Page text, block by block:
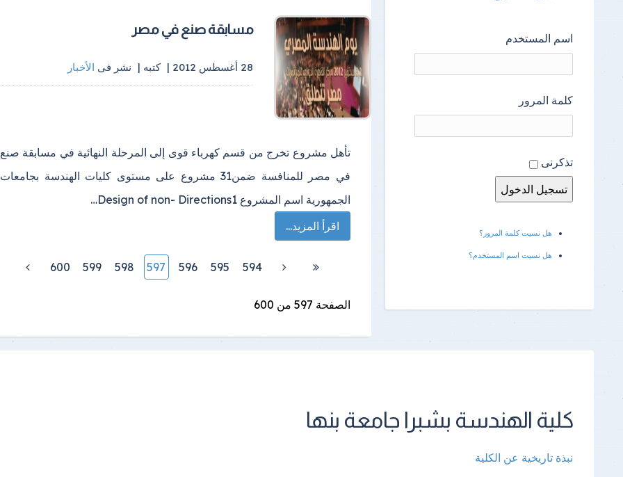
مسابقة صنع في مصر
28 أغسطس 2012 | كتبه | نشر فى الأخبار
تأهل مشروع تخرج من قسم كهرباء قوى إلى المرحلة النهائية في مسابقة صنع
في مصر للمنافسة ضمن31 مشروع على مستوى كليات الهندسة بجامعات
الجمهورية اسم المشروع Design of non- Directions1…
اقرأ المزيد...
594
595
596
597
598
599
600
الصفحة 597 من 600
اسم المستخدم
كلمة المرور
تذكرنى
هل نسيت كلمة المرور؟
هل نسيت اسم المستخدم؟
كلية الهندسة بشبرا جامعة بنها
نبذة تاريخية عن الكلية